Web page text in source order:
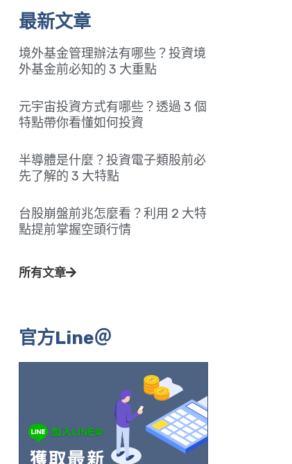
最新文章
境外基金管理辦法有哪些？投資境
外基金前必知的 3 大重點
元宇宙投資方式有哪些？透過 3 個
特點帶你看懂如何投資
半導體是什麼？投資電子類股前必
先了解的 3 大特點
台股崩盤前兆怎麼看？利用 2 大特
點提前掌握空頭行情
所有文章
官方Line＠